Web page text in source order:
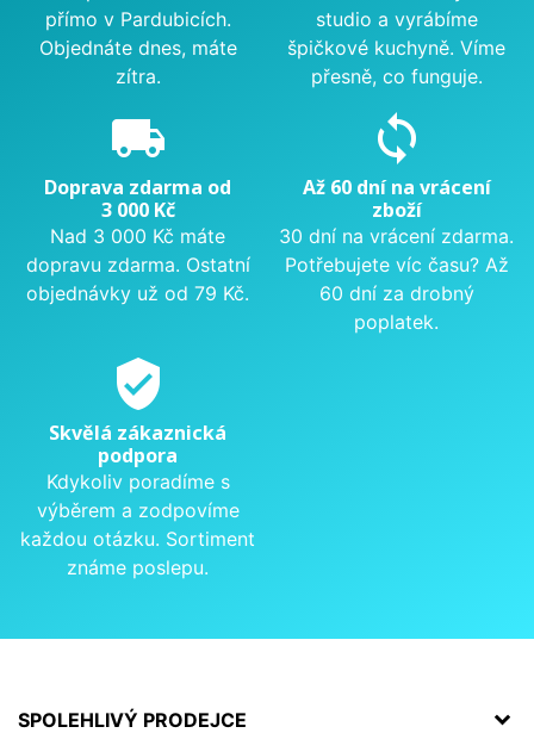
přímo v Pardubicích.
Objednáte dnes, máte
zítra.
studio a vyrábíme
špičkové kuchyně. Víme
přesně, co funguje.
local_shipping
Doprava zdarma od
3 000 Kč
Nad 3 000 Kč máte
dopravu zdarma. Ostatní
objednávky už od 79 Kč.
sync
Až 60 dní na vrácení
zboží
30 dní na vrácení zdarma.
Potřebujete víc času? Až
60 dní za drobný
poplatek.
verified_user
Skvělá zákaznická
podpora
Kdykoliv poradíme s
výběrem a zodpovíme
každou otázku. Sortiment
známe poslepu.
SPOLEHLIVÝ PRODEJCE